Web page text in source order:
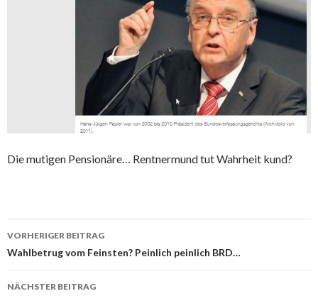
Die mutigen Pensionäre… Rentnermund tut Wahrheit kund?
Beitrags-
Navigation
VORHERIGER BEITRAG
Wahlbetrug vom Feinsten? Peinlich peinlich BRD…
NÄCHSTER BEITRAG